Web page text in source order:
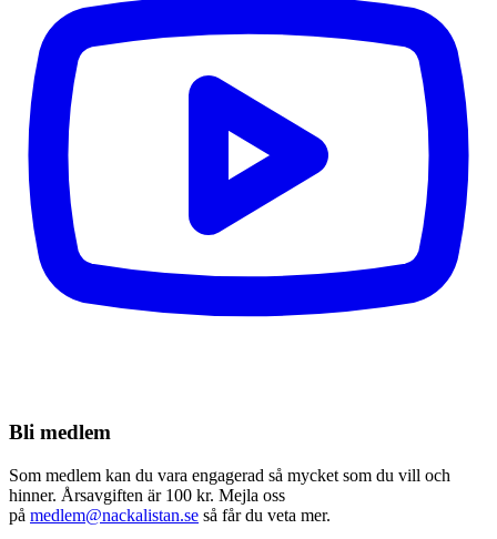
Bli medlem
Som medlem kan du vara engagerad så mycket som du vill och
hinner. Årsavgiften är 100 kr. Mejla oss
på medlem@nackalistan.se så får du veta mer.